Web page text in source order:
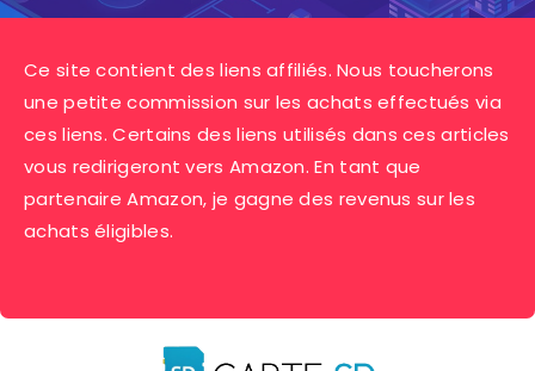
Ce site contient des liens affiliés. Nous toucherons
une petite commission sur les achats effectués via
ces liens. Certains des liens utilisés dans ces articles
vous redirigeront vers Amazon. En tant que
partenaire Amazon, je gagne des revenus sur les
achats éligibles.